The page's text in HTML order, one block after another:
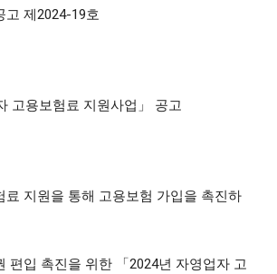
고 제2024-19호
고용보험료 지원사업」 공고
료 지원을 통해 고용보험 가입을 촉진하
편입 촉진을 위한 「2024년 자영업자 고